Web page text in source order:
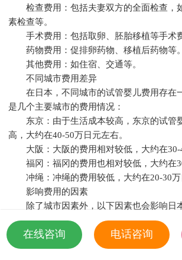
检查费用：包括夫妻双方的全面检查，
素检查等。
手术费用：包括取卵、胚胎移植等手术费
药物费用：促排卵药物、移植后药物等。
其他费用：如住宿、交通等。
不同城市费用差异
在日本，不同城市的试管婴儿费用存在
是几个主要城市的费用情况：
东京：由于生活成本较高，东京的试管
高，大约在40-50万日元左右。
大阪：大阪的费用相对较低，大约在30-
福冈：福冈的费用也相对较低，大约在
冲绳：冲绳的费用较低，大约在20-30万
影响费用的因素
除了城市因素外，以下因素也会影响日
用：
医院等级：知名医院的费用相对较高。
手术成功率：手术成功率高的医院，费
在线咨询 电话咨询